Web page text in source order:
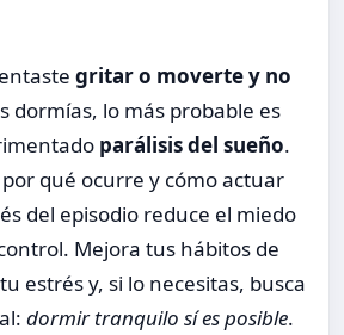
gritar o moverte y no
dormías, lo más probable es
parálisis del sueño.
qué ocurre y cómo actuar
del episodio reduce el miedo
Mejora tus hábitos de
estrés y, si lo necesitas, busca
dormir tranquilo sí es posible.